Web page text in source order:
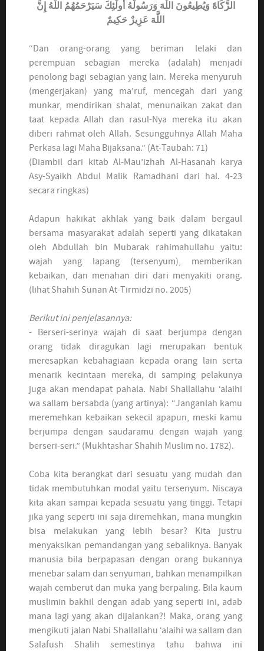
الزَّكَاةَ وَيُطِيعُونَ اللَّهَ وَرَسُولَهُ أُولَئِكَ سَيَرْحَمُهُمُ اللَّهُ إِنَّ
اللَّهَ عَزِيزٌ حَكِيمٌ
“Dan orang-orang yang beriman lelaki dan
perempuan sebagian mereka (adalah) menjadi
penolong bagi sebagian yang lain. Mereka menyuruh
(mengerjakan) yang ma’ruf, mencegah dari yang
munkar, mendirikan shalat, menunaikan zakat dan
taat kepada Allah dan rasul-Nya mereka itu akan
diberi rahmat oleh Allah. Sesungguhnya Allah Maha
Perkasa lagi Maha Bijaksana.” (At-Taubah: 71)
(Diambil dari kitab Al-Mau’izhah Al-Hasanah karya
Asy-Syaikh Abdul Malik Ramadhani dari hal. 4-23
secara ringkas)
Adapun hakikat akhlak yang baik dalam bergaul
bersama masyarakat adalah seperti yang dikatakan
oleh Abdullah bin Mubarak rahimahullahu yaitu:
wajah yang lapang (tersenyum), memberikan
kebaikan, dan menahan diri dari menyakiti orang.
(lihat Shahih Sunan At-Tirmidzi no. 2005)
Berikut ini penjelasannya:
- Berseri-serinya wajah di saat berjumpa dengan
orang tidak diragukan lagi merupakan bentuk
meresapkan kebahagiaan kepada orang lain serta
menarik kecintaan mereka, di samping pelakunya
juga akan mendapat pahala. Nabi Shallallahu ‘alaihi
wa sallam bersabda (yang artinya): “Janganlah kamu
meremehkan kebaikan sekecil apapun, meski kamu
berjumpa dengan saudaramu dengan wajah yang
berseri-seri.” (Mukhtashar Shahih Muslim no. 1782).
Coba kita berangkat dari sesuatu yang mudah dan
tidak membutuhkan modal yaitu tersenyum. Niscaya
kita akan sampai kepada sesuatu yang tinggi. Tetapi
jika yang seperti ini saja diremehkan, mana mungkin
bisa melakukan yang lebih besar? Kita justru
menyaksikan pemandangan yang sebaliknya. Banyak
manusia bila berpapasan dengan orang bukannya
menebar salam dan senyuman, bahkan menampilkan
wajah cemberut dan muka yang berpaling. Bila kaum
muslimin bakhil dengan adab yang seperti ini, adab
mana lagi yang akan dijalankan?! Maka, orang yang
mengikuti jalan Nabi Shallallahu ‘alaihi wa sallam dan
Salafush Shalih semestinya tahu bahwa ini